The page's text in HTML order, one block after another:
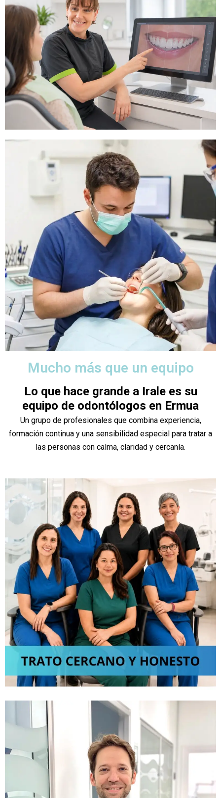
Mucho más que un equipo
Lo que hace grande a Irale es su
equipo de odontólogos en Ermua
Un grupo de profesionales que combina experiencia,
formación continua y una sensibilidad especial para tratar a
las personas con calma, claridad y cercanía.